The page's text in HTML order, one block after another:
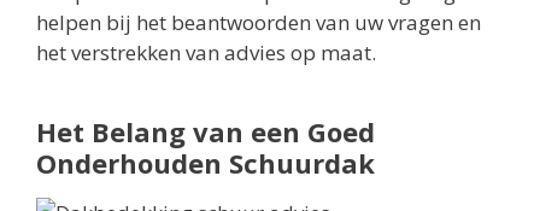
helpen bij het beantwoorden van uw vragen en
het verstrekken van advies op maat.
Het Belang van een Goed
Onderhouden Schuurdak